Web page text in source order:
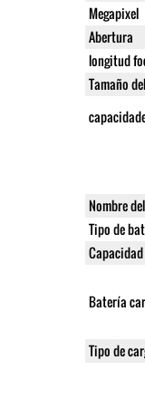
Megapixel
Abertura
longitud
Tamaño
Nombre
Tipo de
Batería
Tipo de